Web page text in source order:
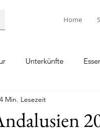
Home
Unterkünfte
4 Min. Lesezeit